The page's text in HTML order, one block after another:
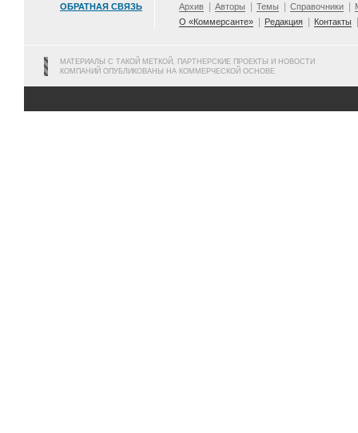
ОБРАТНАЯ СВЯЗЬ Архив Авторы Темы Справочники
О «Коммерсанте»
Редакция Контакты
МАТЕРИАЛЫ С ТАКОЙ МЕТКОЙ, ПАРТНЕРСКИЕ ПРОЕКТЫ И НОВОСТИ
КОМПАНИЙ ОПУБЛИКОВАНЫ НА КОММЕРЧЕСКОЙ ОСНОВЕ